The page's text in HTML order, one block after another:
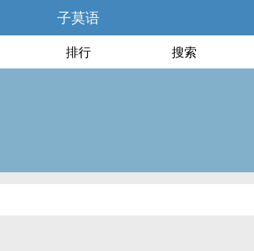
子莫语
排行 搜索